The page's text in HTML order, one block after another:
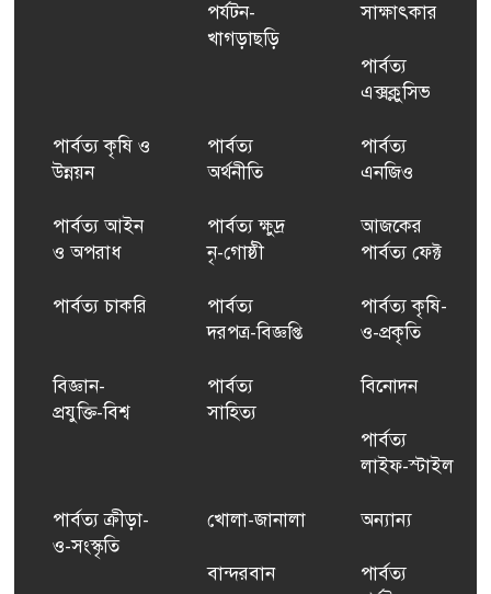
পর্যটন-
খাগড়াছড়ি
সাক্ষাৎকার
পার্বত্য
এক্সক্লুসিভ
পার্বত্য কৃষি ও
উন্নয়ন
পার্বত্য
অর্থনীতি
পার্বত্য
এনজিও
পার্বত্য আইন
ও অপরাধ
পার্বত্য ক্ষুদ্র
নৃ-গোষ্ঠী
আজকের
পার্বত্য ফেক্ট
পার্বত্য চাকরি
পার্বত্য
দরপত্র-বিজ্ঞপ্তি
পার্বত্য কৃষি-
ও-প্রকৃতি
বিজ্ঞান-
প্রযুক্তি-বিশ্ব
পার্বত্য
সাহিত্য
বিনোদন
পার্বত্য
লাইফ-স্টাইল
পার্বত্য ক্রীড়া-
ও-সংস্কৃতি
খোলা-জানালা অন্যান্য
বান্দরবান
পার্বত্য